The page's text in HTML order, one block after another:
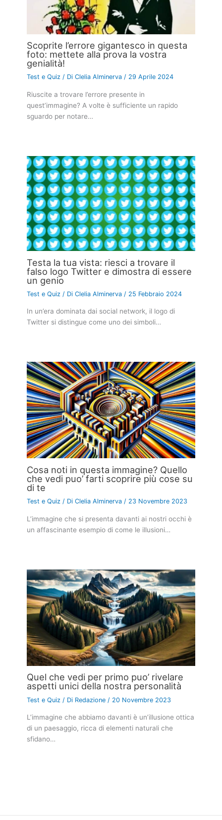
Scoprite l’errore gigantesco in questa
foto: mettete alla prova la vostra
genialità!
Test e Quiz / DiClelia Alminerva/ 29 Aprile 2024
Riuscite a trovare l’errore presente in
quest’immagine? A volte è sufficiente un rapido
sguardo per notare…
Testa la tua vista: riesci a trovare il
falso logo Twitter e dimostra di essere
un genio
Test e Quiz / DiClelia Alminerva / 25 Febbraio 2024
In un’era dominata dai social network, il logo di
Twitter si distingue come uno dei simboli…
Cosa noti in questa immagine? Quello
che vedi puo’ farti scoprire più cose su
di te
Test e Quiz / DiClelia Alminerva/ 23 Novembre 2023
L’immagine che si presenta davanti ai nostri occhi è
un affascinante esempio di come le illusioni…
Quel che vedi per primo puo’ rivelare
aspetti unici della nostra personalità
Test e Quiz / Di Redazione / 20 Novembre 2023
L’immagine che abbiamo davanti è un’illusione ottica
di un paesaggio, ricca di elementi naturali che
sfidano…